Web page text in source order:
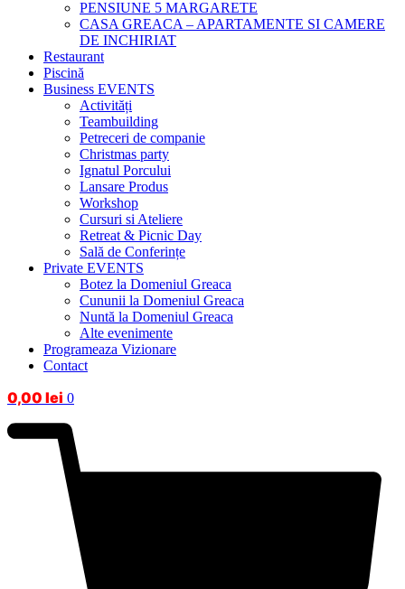
PENSIUNE 5 MARGARETE
CASA GREACA – APARTAMENTE SI CAMERE
DE INCHIRIAT
Restaurant
Piscină
Business EVENTS
Activități
Teambuilding
Petreceri de companie
Christmas party
Ignatul Porcului
Lansare Produs
Workshop
Cursuri si Ateliere
Retreat & Picnic Day
Sală de Conferințe
Private EVENTS
Botez la Domeniul Greaca
Cununii la Domeniul Greaca
Nuntă la Domeniul Greaca
Alte evenimente
Programeaza Vizionare
Contact
0,00 lei 0